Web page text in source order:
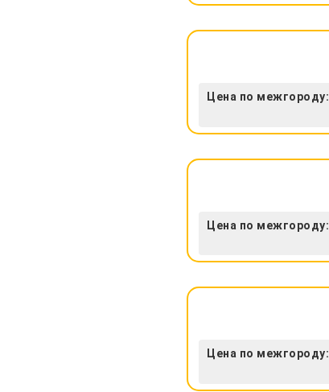
Цена по межгороду:
Цена по межгороду:
Цена по межгороду: